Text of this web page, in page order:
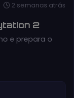
2 semanas atrás
2
e prepara o